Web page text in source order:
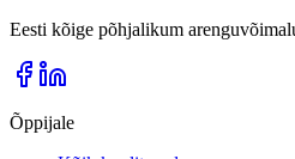
Eesti kõige põhjalikum
Õppijale